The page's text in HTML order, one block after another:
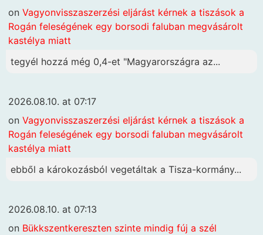
on Vagyonvisszaszerzési eljárást kérnek a tiszások a
Rogán feleségének egy borsodi faluban megvásárolt
kastélya miatt
tegyél hozzá még 0,4-et "Magyarországra az...
2026.08.10. at 07:17
on Vagyonvisszaszerzési eljárást kérnek a tiszások a
Rogán feleségének egy borsodi faluban megvásárolt
kastélya miatt
ebből a károkozásból vegetáltak a Tisza-kormány...
2026.08.10. at 07:13
on Bükkszentkereszten szinte mindig fúj a szél